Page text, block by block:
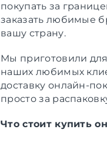
покупать за
заказать любимые
вашу страну.
Мы приготовили
наших любимых
доставку онлайн-
просто за
Что стоит купить